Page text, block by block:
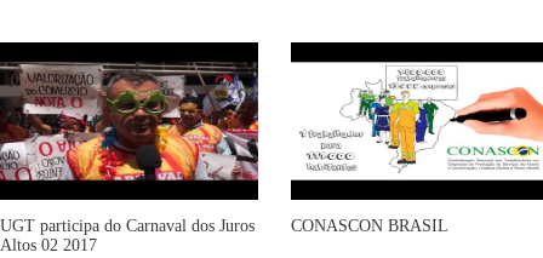
UGT participa do Carnaval dos Juros
Altos 02 2017
CONASCON BRASIL